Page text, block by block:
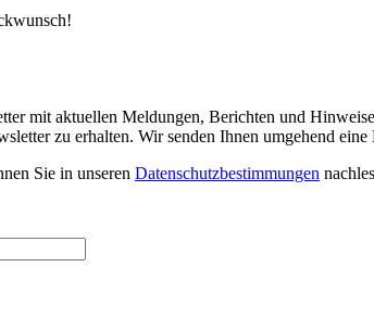
mit aktuellen Meldungen, Berichten und
zu erhalten. Wir senden Ihnen umgehend
Sie in unseren Datenschutzbestimmungen